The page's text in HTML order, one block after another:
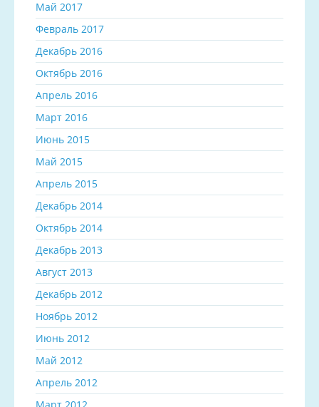
Май 2017
Февраль 2017
Декабрь 2016
Октябрь 2016
Апрель 2016
Март 2016
Июнь 2015
Май 2015
Апрель 2015
Декабрь 2014
Октябрь 2014
Декабрь 2013
Август 2013
Декабрь 2012
Ноябрь 2012
Июнь 2012
Май 2012
Апрель 2012